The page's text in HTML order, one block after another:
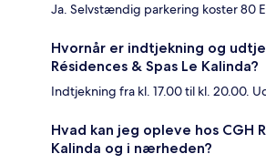
Ja. Selvstændig parkering koster 80
Hvornår er indtjekning og
Résidences & Spas Le Kalinda?
Indtjekning fra kl. 17.00 til kl. 20.00.
Hvad kan jeg opleve hos CGH
Kalinda og i nærheden?